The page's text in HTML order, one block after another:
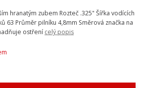
hranatým zubem Rozteč .325" Šířka vodících
63 Průměr pilníku 4,8mm Směrová značka na
ostření celý popis